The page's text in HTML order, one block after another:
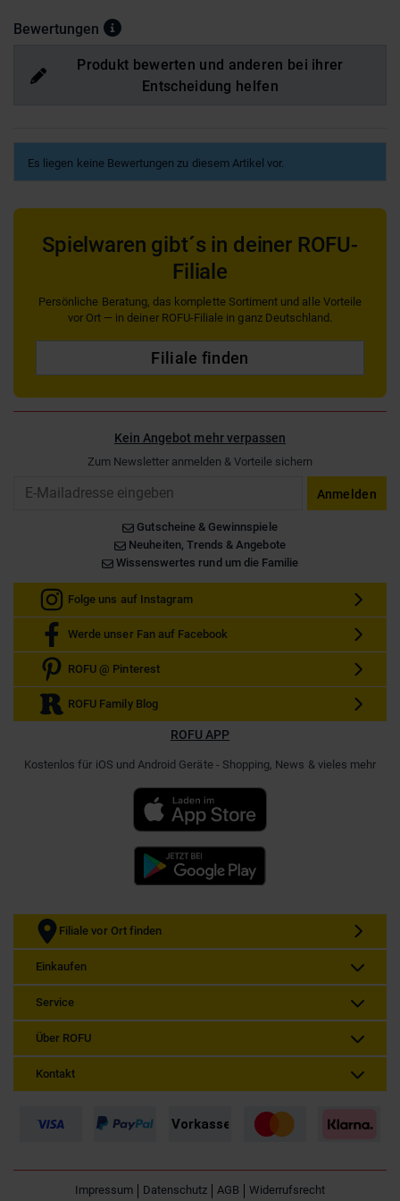
Bewertungen
Produkt bewerten und anderen bei ihrer
Entscheidung helfen
Es liegen keine Bewertungen zu diesem Artikel vor.
Spielwaren gibt´s in deiner ROFU-
Filiale
Persönliche Beratung, das komplette Sortiment und alle Vorteile
vor Ort — in deiner ROFU-Filiale in ganz Deutschland.
Filiale finden
Kein Angebot mehr verpassen
Zum Newsletter anmelden & Vorteile sichern
Anmelden
Gutscheine & Gewinnspiele
Neuheiten, Trends & Angebote
Wissenswertes rund um die Familie
Folge uns auf Instagram
Werde unser Fan auf Facebook
ROFU @ Pinterest
ROFU Family Blog
ROFU APP
Kostenlos für iOS und Android Geräte - Shopping, News & vieles mehr
Filiale vor Ort finden
Einkaufen
Service
Über ROFU
Kontakt
Impressum Datenschutz AGB Widerrufsrecht